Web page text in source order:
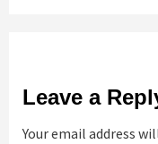
Leave a
Your email address